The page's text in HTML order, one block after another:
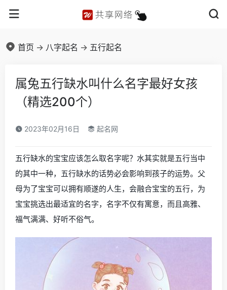
首页 -> 八字起名 -> 五行起名
属兔五行缺水叫什么名字最好女孩
（精选200个）
2023年02月16日 起名网
五行缺水的宝宝应该怎么取名字呢？水其实就是五行当中
的其中一种，五行缺水的话势必会影响到孩子的运势。父
母为了宝宝可以拥有顺遂的人生，会融合宝宝的五行，为
宝宝挑选出最适宜的名字，名字不仅有寓意，而且高雅、
福气满满、好听不俗气。